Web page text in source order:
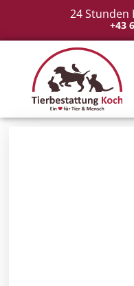
24 Stunden
+43